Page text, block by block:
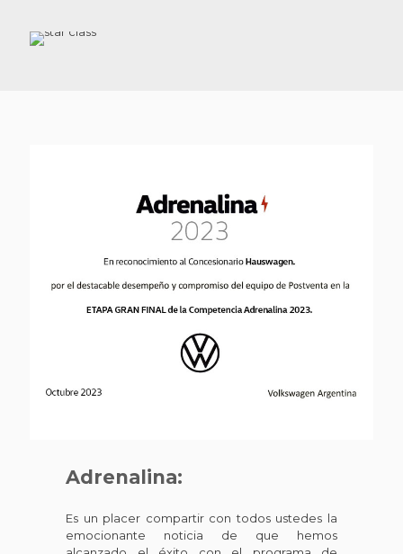
Adrenalina:
Es un placer compartir con todos ustedes la
emocionante noticia de que hemos